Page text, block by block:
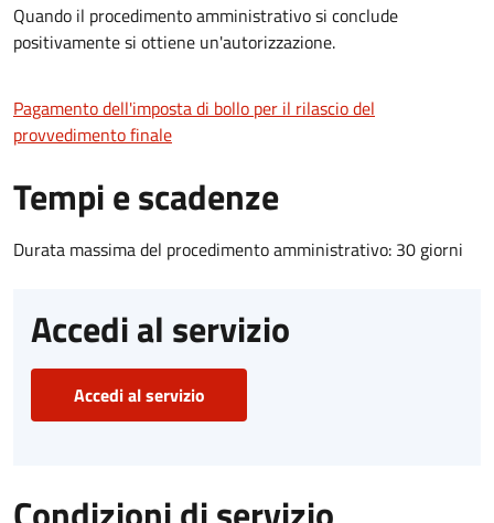
Quando il procedimento amministrativo si conclude
positivamente si ottiene un'autorizzazione.
Pagamento dell'imposta di bollo per il rilascio del
provvedimento finale
Tempi e scadenze
Durata massima del procedimento amministrativo: 30 giorni
Accedi al servizio
Accedi al servizio